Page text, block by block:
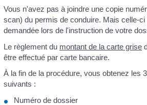
Vous n'avez pas à joindre une copie
scan) du permis de conduire. Mais celle-
demandée lors de l'instruction de votre
Le règlement du montant de la carte grise
être effectué par carte bancaire.
À la fin de la procédure, vous obtenez les
suivants :
Numéro de dossier